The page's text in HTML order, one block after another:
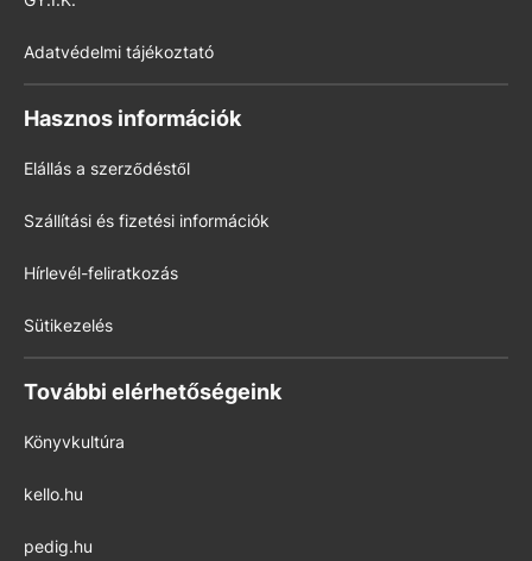
Adatvédelmi tájékoztató
Hasznos információk
Elállás a szerződéstől
Szállítási és fizetési információk
Hírlevél-feliratkozás
Sütikezelés
További elérhetőségeink
Könyvkultúra
kello.hu
pedig.hu